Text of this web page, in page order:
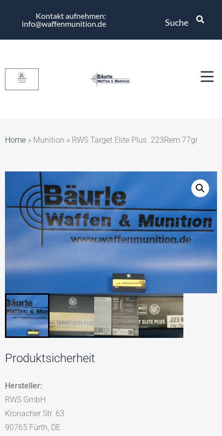
Kontakt aufnehmen:
info@waffenmunition.de
Suche
0
Home » Munition » RWS Target Elite Plus .223Rem 77gr
Produktsicherheit
Hersteller:
RWS GmbH
Kronacher Str. 63
90765 Fürth, DE